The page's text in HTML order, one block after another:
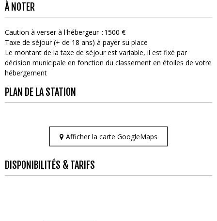
À NOTER
Caution à verser à l'hébergeur
1500 €
Taxe de séjour (+ de 18 ans) à payer su place
Le montant de la taxe de séjour est variable, il est fixé par
décision municipale en fonction du classement en étoiles de votre
hébergement
PLAN DE LA STATION
Afficher la carte GoogleMaps
DISPONIBILITÉS & TARIFS